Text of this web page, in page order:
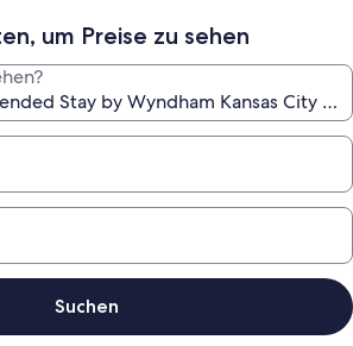
um Preise zu sehen
Suchen